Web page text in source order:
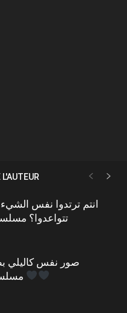
L'AUTEUR
تتواعدوا؟